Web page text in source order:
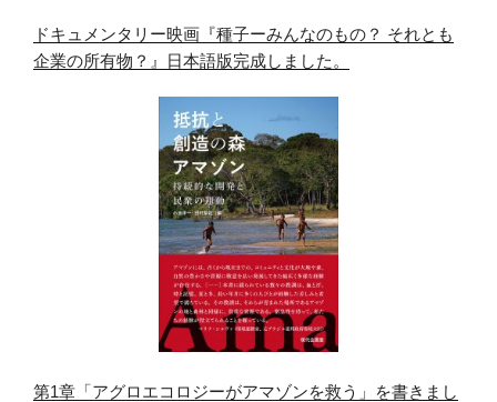
ドキュメンタリー映画『種子ーみんなのもの？ それとも
企業の所有物？』日本語版完成しました。
第1章「アグロエコロジーがアマゾンを救う」を書きまし